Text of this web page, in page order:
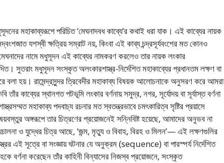
মহাকাব্যরূপে পরিচিত ‘মেঘনাদবধ কাব্যে’র কথাই ধরা যাক। এই কাব্যের নায়ক
যশস্বী ক্ষত্রিয় সম্রাট নয়, কিংবা এই কাব্য চন্দ্রসূর্যবংশের মত কোনও
নামে মধুসূদন এই কাব্যের নামকরণ করলেও তার নায়ক লংকার
সুতরাং মধুসূদন সংস্কৃত অলংকারশাস্ত্র-নির্দেশিত মহাকাব্যের প্রধানতম লক্ষণ বা
হয়। রামেন্দ্রসুন্দর ত্রিবেদীর মহাকাব্য বিষয়ক আলোচনাকে অনুসরণ করে আমরা
কাব্যের স্থানগত পটভূমি লংকার বর্ণনায় সমুদ্র, নগর, সূর্যোদয় বা সূর্যাস্ত বর্ণনা
মহাকাব্য পদবাচ্য রচনার মত স্বতন্ত্রভাবে চমৎকারিত্ব সৃষ্টির প্রয়াসে
অঙ্গরূপে তার চিত্রণের প্রয়োজনেই সন্নিবিষ্ট হয়েছে, আমাদের অনুভব না
ও যুদ্ধের চিত্র আছে, ‘জন্ম, মৃত্যু ও বিবাহ, বিরহ ও মিলন’— এই লক্ষণগুলির
এই সূত্রে বা সংজ্ঞায় ঘটনার যে অনুক্রম (sequence) বা পারস্পর্য নির্দেশিত
বর্ণনা করেছেন তাঁর কাহিনী বিন্যাসের নিজস্ব প্রয়োজনে, সংস্কৃত